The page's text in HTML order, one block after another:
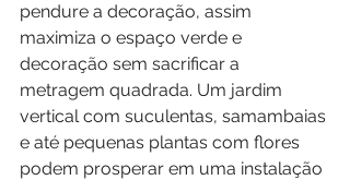
pendure a decoração, assim
maximiza o espaço verde e
decoração sem sacrificar a
metragem quadrada. Um jardim
vertical com suculentas, samambaias
e até pequenas plantas com flores
podem prosperar em uma instalação